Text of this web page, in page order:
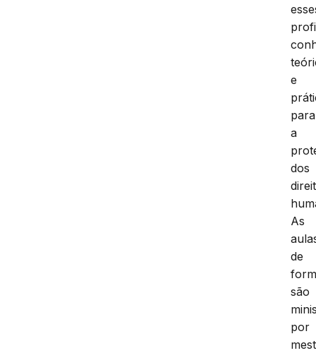
e
para
a
dos
As
de
são
por